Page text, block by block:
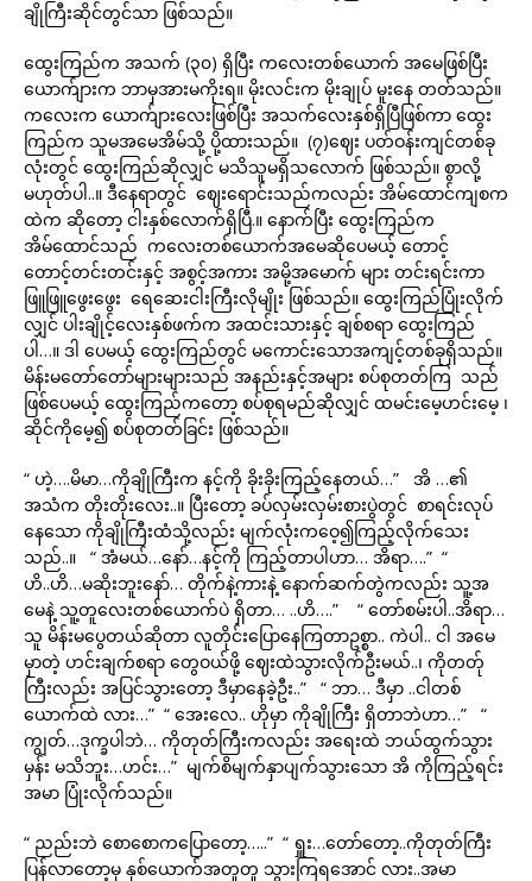
ချိုကြီးဆိုင်တွင်သာ ဖြစ်သည်။
ထွေးကြည်က အသက် (၃၀) ရှိပြီး ကလေးတစ်ယောက် အမေဖြစ်ပြီး
ယောက်ျားက ဘာမှအားမကိုးရ။ မိုးလင်းက မိုးချုပ် မူးနေ တတ်သည်။
ကလေးက ယောက်ျားလေးဖြစ်ပြီး အသက်လေးနှစ်ရှိပြီဖြစ်ကာ ထွေး
ကြည်က သူမအမေအိမ်သို့ ပို့ထားသည်။ (၇)ဈေး ပတ်ဝန်းကျင်တစ်ခု
လုံးတွင် ထွေးကြည်ဆိုလျှင် မသိသူမရှိသလောက် ဖြစ်သည်။ စွာလို့
မဟုတ်ပါ..။ ဒီနေရာတွင် ဈေးရောင်းသည်ကလည်း အိမ်ထောင်ကျစက
ထဲက ဆိုတော့ ငါးနှစ်လောက်ရှိပြီ.။ နောက်ပြီး ထွေးကြည်က
အိမ်ထောင်သည် ကလေးတစ်ယောက်အမေဆိုပေမယ့် တောင့်
တောင့်တင်းတင်းနှင့် အစွင့်အကား အမို့အမောက် များ တင်းရင်းကာ
ဖြူဖြူဖွေးဖွေး ရေဆေးငါးကြီးလိုမျိုး ဖြစ်သည်။ ထွေးကြည်ပြုံးလိုက်
လျှင် ပါးချိုင့်လေးနှစ်ဖက်က အထင်းသားနှင့် ချစ်စရာ ထွေးကြည်
ပါ…။ ဒါ ပေမယ့် ထွေးကြည်တွင် မကောင်းသောအကျင့်တစ်ခုရှိသည်။
မိန်းမတော်တော်များများသည် အနည်းနှင့်အများ စပ်စုတတ်ကြ သည်
ဖြစ်ပေမယ့် ထွေးကြည်ကတော့ စပ်စုရမည်ဆိုလျှင် ထမင်းမေ့ဟင်းမေ့ ၊
ဆိုင်ကိုမေ့၍ စပ်စုတတ်ခြင်း ဖြစ်သည်။
“ ဟဲ့….မိမာ…ကိုချိုကြီးက နင့်ကို ခိုးခိုးကြည့်နေတယ်…” အိ …၏
အသံက တိုးတိုးလေး..။ ပြီးတော့ ခပ်လှမ်းလှမ်းစားပွဲတွင် စာရင်းလုပ်
နေသော ကိုချိုကြီးထံသို့လည်း မျက်လုံးကဝေ့၍ကြည့်လိုက်သေး
သည်..။ “ အံမယ်…နော်…နင့်ကို ကြည့်တာပါဟာ… အိရာ….” “
ဟိ..ဟိ…မဆိုးဘူးနော်… တိုက်နဲ့ကားနဲ့ နောက်ဆက်တွဲကလည်း သူ့အ
မေနဲ့ သူ့တူလေးတစ်ယောက်ပဲ ရှိတာ… ..ဟိ….” “ တော်စမ်းပါ..အိရာ…
သူ မိန်းမပွေတယ်ဆိုတာ လူတိုင်းပြောနေကြတာဥစ္စာ.. ကဲပါ.. ငါ အမေ
မှာတဲ့ ဟင်းချက်စရာ တွေဝယ်ဖို့ ဈေးထဲသွားလိုက်ဦးမယ်..၊ ကိုတတ်ု
ကြီးလည်း အပြင်သွားတော့ ဒီမှာနေခဲ့ဦး..” “ ဘာ… ဒီမှာ ..ငါတစ်
ယောက်ထဲ လား…” “ အေးလေ.. ဟိုမှာ ကိုချိုကြီး ရှိတာဘဲဟာ…” “
ကျွတ်…ဒုက္ခပါဘဲ… ကိုတုတ်ကြီးကလည်း အရေးထဲ ဘယ်ထွက်သွား
မှန်း မသိဘူး…ဟင်း…” မျက်စိမျက်နှာပျက်သွားသော အိ ကိုကြည့်ရင်း
အမာ ပြုံးလိုက်သည်။
“ ညည်းဘဲ စောစောကပြောတော့…..” “ ရှူး…တော်တော့..ကိုတုတ်ကြီး
ပြန်လာတော့မှ နှစ်ယောက်အတူတူ သွားကြရအောင် လား..အမာ